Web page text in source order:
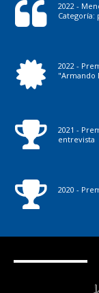
2022 -
2022 -
"Armando
2021 -
entrevista
2020 -